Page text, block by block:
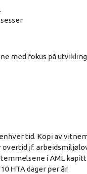
med fokus på
tid. Kopi av
jf.
i AML
HTA dager per år.